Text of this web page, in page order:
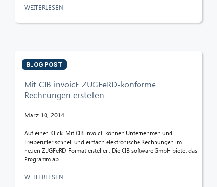
WEITERLESEN
BLOG POST
Mit CIB invoicE ZUGFeRD-konforme
Rechnungen erstellen
März 10, 2014
Auf einen Klick: Mit CIB invoicE können Unternehmen und
Freiberufler schnell und einfach elektronische Rechnungen im
neuen ZUGFeRD-Format erstellen. Die CIB software GmbH bietet das
Programm ab
WEITERLESEN